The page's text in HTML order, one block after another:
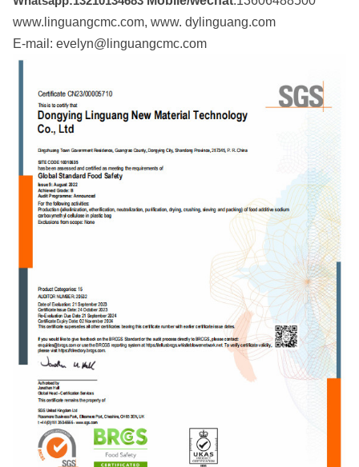
www.linguangcmc.com, www. dylinguang.com
E-mail: evelyn@linguangcmc.com